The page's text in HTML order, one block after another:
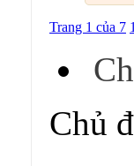
Trang 1 của 7 1
Chủ